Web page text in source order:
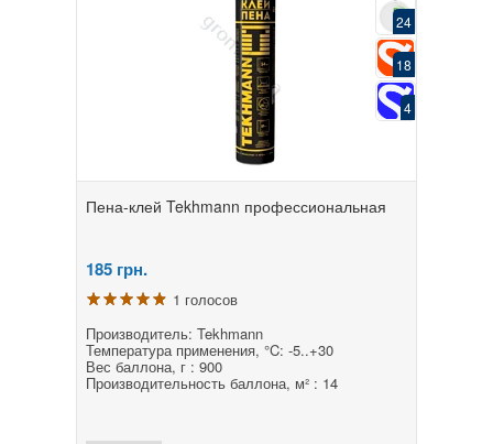
24
18
4
Пена-клей Tekhmann профессиональная
185 грн.
1 голосов
Производитель: Tekhmann
Температура применения, °C: -5..+30
Вес баллона, г : 900
Производительность баллона, м² : 14